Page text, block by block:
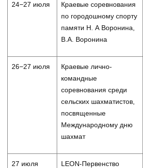
24−27 июля
Краевые соревнования
по городошному спорту
памяти Н. А Воронина,
В.А. Воронина
26−27 июля
Краевые лично-
командные
соревнования среди
сельских шахматистов,
посвященные
Международному дню
шахмат
27 июля
LEON-Первенство